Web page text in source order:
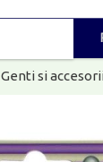
Genti si